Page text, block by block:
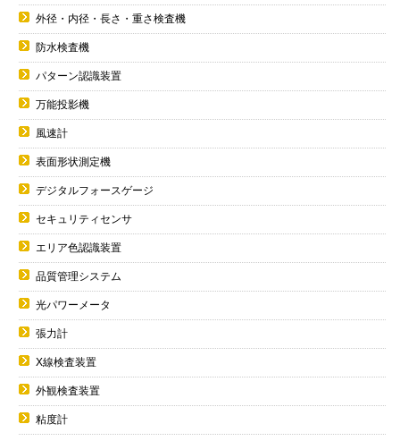
外径・内径・長さ・重さ検査機
防水検査機
パターン認識装置
万能投影機
風速計
表面形状測定機
デジタルフォースゲージ
セキュリティセンサ
エリア色認識装置
品質管理システム
光パワーメータ
張力計
X線検査装置
外観検査装置
粘度計